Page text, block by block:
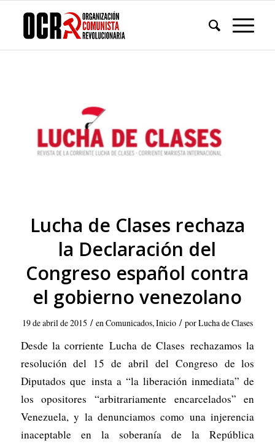
Lucha de Clases rechaza
la Declaración del
Congreso español contra
el gobierno venezolano
19 de abril de 2015 / enComunicados,Inicio / porLucha de Clases
Desde la corriente Lucha de Clases rechazamos la
resolución del 15 de abril del Congreso de los
Diputados que insta a “la liberación inmediata” de
los opositores “arbitrariamente encarcelados” en
Venezuela, y la denunciamos como una injerencia
inaceptable en la soberanía de la República